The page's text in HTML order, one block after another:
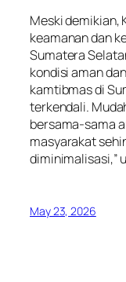
Meski demikian,
keamanan dan
Sumatera
kondisi aman
kamtibmas di
terkendali.
bersama-sama
masyarakat
diminimalisasi,”
May 23, 2026